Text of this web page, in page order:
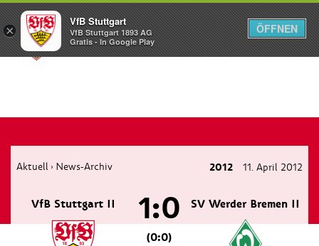
Menü
Aktuell › News-Archiv 2012 11. April 2012
VfB Stuttgart II SV Werder Bremen II
1:0
(0:0)
×
VfB Stuttgart
VfB Stuttgart 1893 AG
Gratis - In Google Play
ÖFFNEN